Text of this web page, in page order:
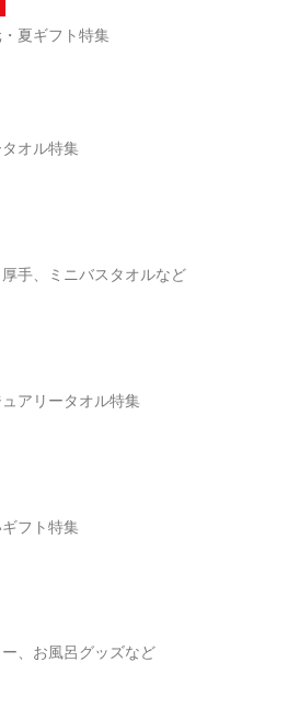
夏ギフト特集
オル特集
手、ミニバスタオルなど
アリータオル特集
フト特集
、お風呂グッズなど